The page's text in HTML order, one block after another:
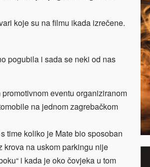
koje su na filmu ikada izrečene.
pogubila i sada se neki od nas
eventu organiziranom
na jednom zagrebačkom
time koliko je Mate bio sposoban
krova na uskom parkingu nije
i kada je oko čovjeka u tom